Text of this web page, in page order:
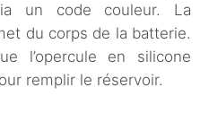
un code couleur. La
du corps de la batterie.
l’opercule en silicone
remplir le réservoir.